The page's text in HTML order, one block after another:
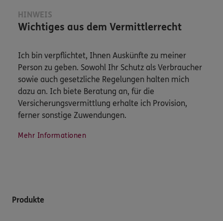
HINWEIS
Wichtiges aus dem Vermittlerrecht
Ich bin verpflichtet, Ihnen Auskünfte zu meiner
Person zu geben. Sowohl Ihr Schutz als Verbraucher
sowie auch gesetzliche Regelungen halten mich
dazu an. Ich biete Beratung an, für die
Versicherungsvermittlung erhalte ich Provision,
ferner sonstige Zuwendungen.
Mehr Informationen
Produkte